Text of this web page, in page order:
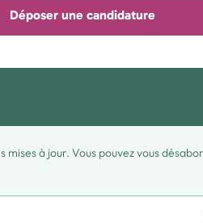
Déposer une candidature
à jour. Vous pouvez vous